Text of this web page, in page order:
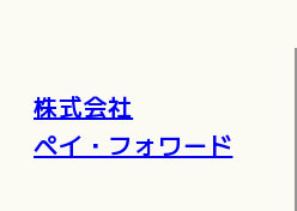
株式会社
ペイ・フォワード